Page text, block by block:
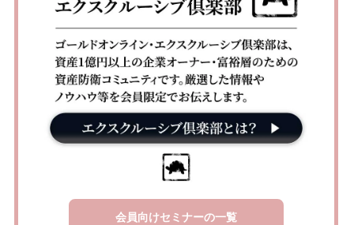
会員向けセミナーの一覧